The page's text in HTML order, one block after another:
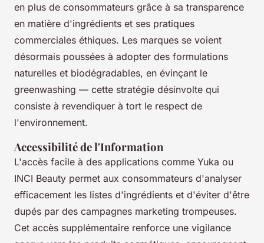
en plus de consommateurs grâce à sa transparence
en matière d'ingrédients et ses pratiques
commerciales éthiques. Les marques se voient
désormais poussées à adopter des formulations
naturelles et biodégradables, en évinçant le
greenwashing — cette stratégie désinvolte qui
consiste à revendiquer à tort le respect de
l'environnement.
Accessibilité de l'Information
L'accès facile à des applications comme Yuka ou
INCI Beauty permet aux consommateurs d'analyser
efficacement les listes d'ingrédients et d'éviter d'être
dupés par des campagnes marketing trompeuses.
Cet accès supplémentaire renforce une vigilance